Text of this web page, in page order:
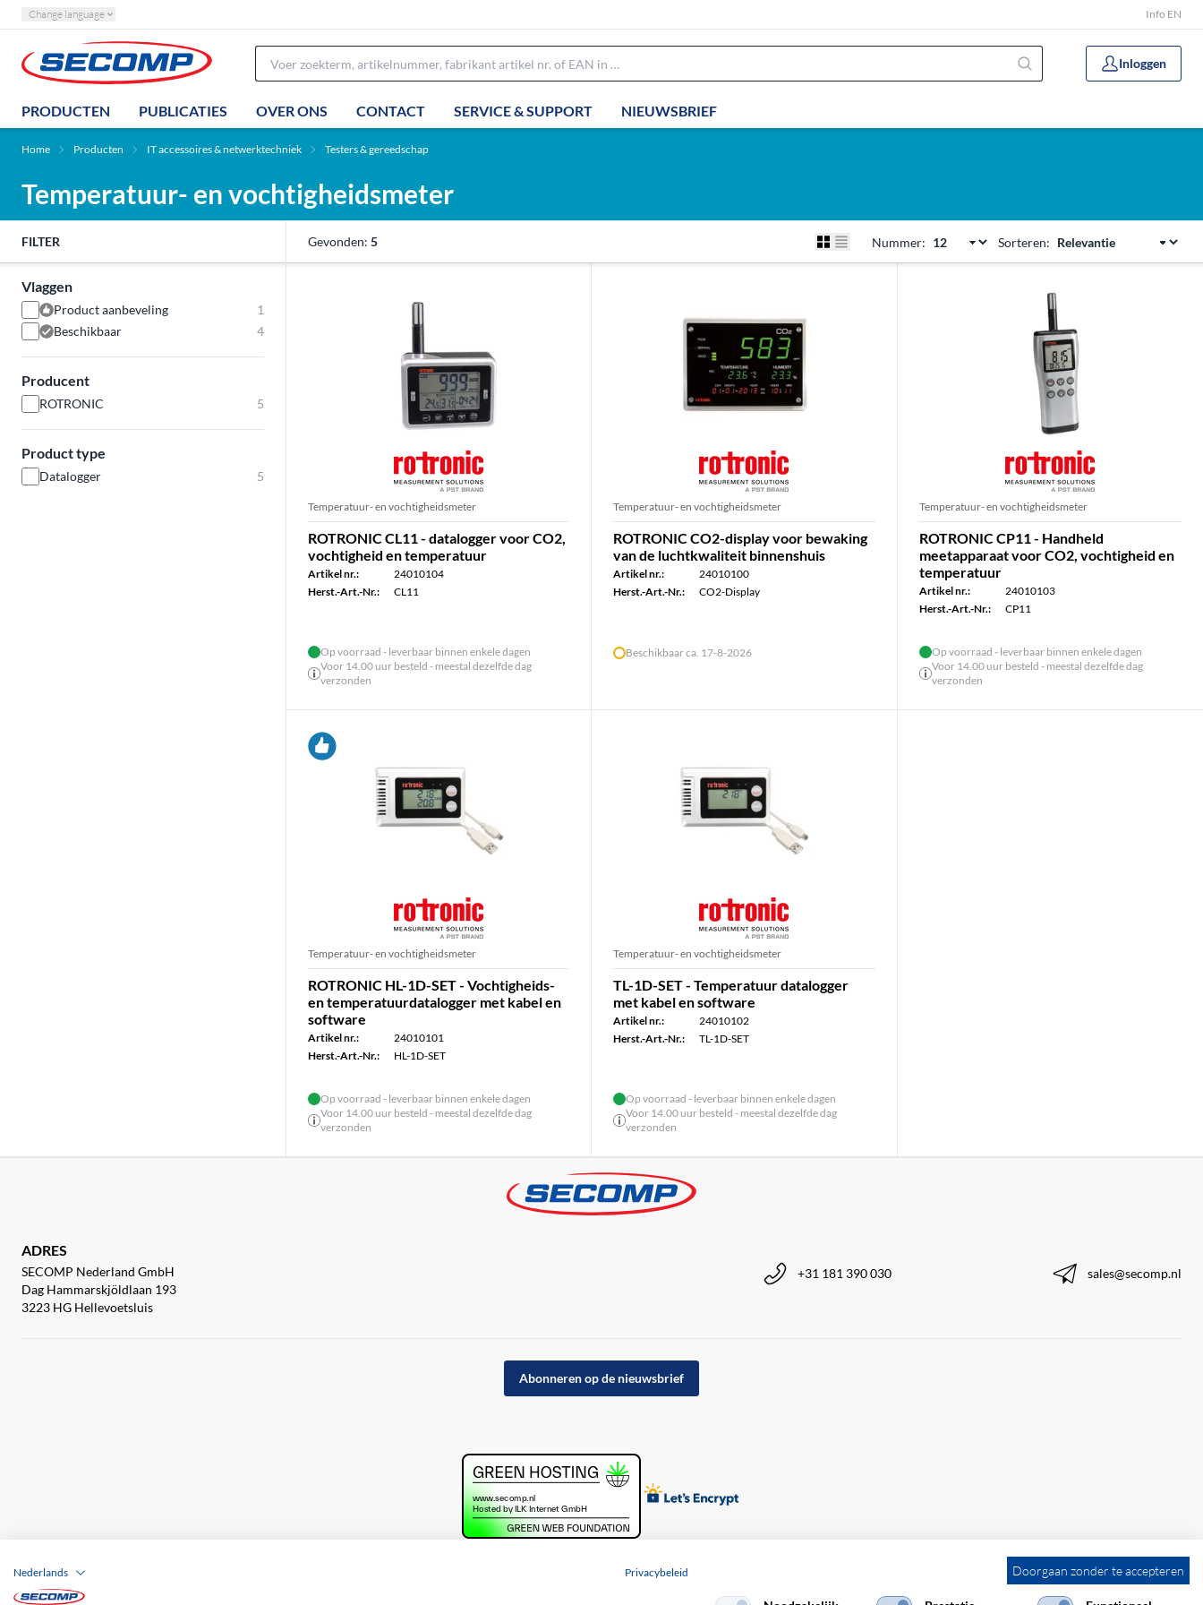
Change language Info EN
Inloggen
PRODUCTEN PUBLICATIES OVER ONS CONTACT SERVICE & SUPPORT NIEUWSBRIEF
Home Producten IT accessoires & netwerktechniek Testers & gereedschap
Temperatuur- en vochtigheidsmeter
FILTER
Vlaggen
Product aanbeveling
1
Beschikbaar
4
Producent
ROTRONIC 5
Product type
Datalogger 5
Gevonden: 5 Nummer: Sorteren:
Temperatuur- en vochtigheidsmeter
ROTRONIC CL11 - datalogger voor CO2,
vochtigheid en temperatuur
Artikel nr.:
24010104
Herst.-Art.-Nr.:
CL11
Op voorraad - leverbaar binnen enkele dagen
Voor 14.00 uur besteld - meestal dezelfde dag
verzonden
Temperatuur- en vochtigheidsmeter
ROTRONIC CO2-display voor bewaking
van de luchtkwaliteit binnenshuis
Artikel nr.:
24010100
Herst.-Art.-Nr.:
CO2-Display
Beschikbaar ca. 17-8-2026
Temperatuur- en vochtigheidsmeter
ROTRONIC CP11 - Handheld
meetapparaat voor CO2, vochtigheid en
temperatuur
Artikel nr.:
24010103
Herst.-Art.-Nr.:
CP11
Op voorraad - leverbaar binnen enkele dagen
Voor 14.00 uur besteld - meestal dezelfde dag
verzonden
Temperatuur- en vochtigheidsmeter
ROTRONIC HL-1D-SET - Vochtigheids-
en temperatuurdatalogger met kabel en
software
Artikel nr.:
24010101
Herst.-Art.-Nr.:
HL-1D-SET
Op voorraad - leverbaar binnen enkele dagen
Voor 14.00 uur besteld - meestal dezelfde dag
verzonden
Temperatuur- en vochtigheidsmeter
TL-1D-SET - Temperatuur datalogger
met kabel en software
Artikel nr.:
24010102
Herst.-Art.-Nr.:
TL-1D-SET
Op voorraad - leverbaar binnen enkele dagen
Voor 14.00 uur besteld - meestal dezelfde dag
verzonden
ADRES
SECOMP Nederland GmbH
Dag Hammarskjöldlaan 193
3223 HG Hellevoetsluis
+31 181 390 030 sales@secomp.nl
Abonneren op de nieuwsbrief
Doorgaan zonder te accepteren
Nederlands Privacybeleid